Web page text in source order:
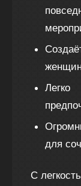
для
С